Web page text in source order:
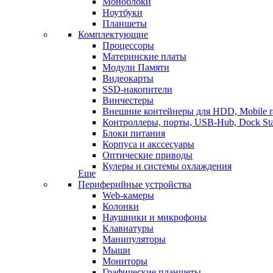
Ноутбуки
Планшеты
Комплектующие
Процессоры
Материнские платы
Модули Памяти
Видеокарты
SSD-накопители
Винчестеры
Внешние контейнеры для HDD, Mobile
Контроллеры, порты, USB-Hub, Dock
Блоки питания
Корпуса и акссесуары
Оптические приводы
Кулеры и системы охлаждения
Еще
Периферийные устройства
Web-камеры
Колонки
Наушники и микрофоны
Клавиатуры
Манипуляторы
Мыши
Мониторы